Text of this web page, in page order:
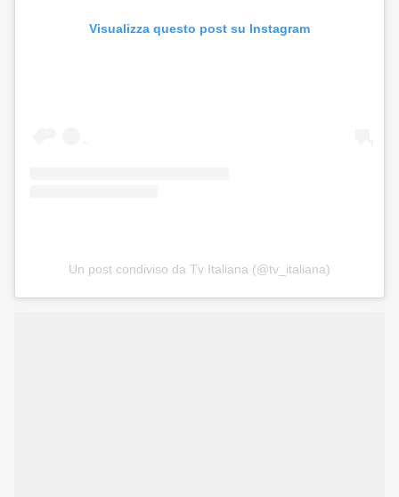
Visualizza questo post su Instagram
Un post condiviso da Tv Italiana (@tv_italiana)